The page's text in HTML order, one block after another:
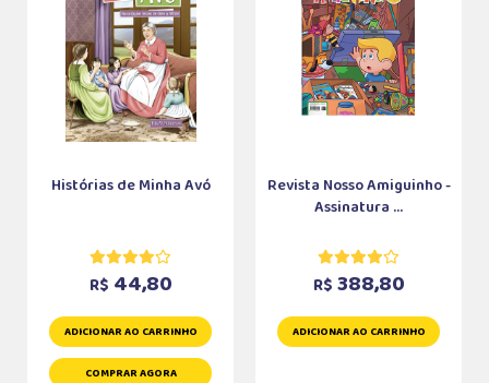
Histórias de Minha Avó
R$ 44,80
ADICIONAR AO CARRINHO
COMPRAR AGORA
Revista Nosso Amiguinho -
Assinatura ...
R$ 388,80
ADICIONAR AO CARRINHO